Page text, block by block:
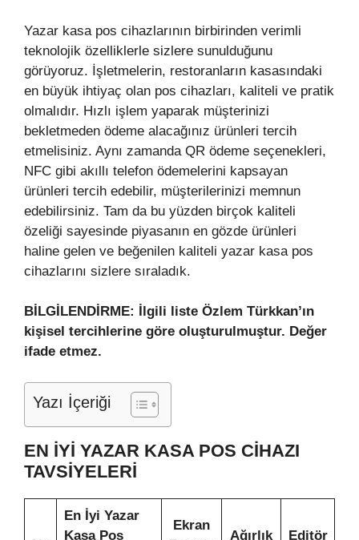
Yazar kasa pos cihazlarının birbirinden verimli
teknolojik özelliklerle sizlere sunulduğunu
görüyoruz. İşletmelerin, restoranların kasasındaki
en büyük ihtiyaç olan pos cihazları, kaliteli ve pratik
olmalıdır. Hızlı işlem yaparak müşterinizi
bekletmeden ödeme alacağınız ürünleri tercih
etmelisiniz. Aynı zamanda QR ödeme seçenekleri,
NFC gibi akıllı telefon ödemelerini kapsayan
ürünleri tercih edebilir, müşterilerinizi memnun
edebilirsiniz. Tam da bu yüzden birçok kaliteli
özeliği sayesinde piyasanın en gözde ürünleri
haline gelen ve beğenilen kaliteli yazar kasa pos
cihazlarını sizlere sıraladık.
BİLGİLENDİRME: İlgili liste Özlem Türkkan’ın
kişisel tercihlerine göre oluşturulmuştur. Değer
ifade etmez.
Yazı İçeriği
EN İYI YAZAR KASA POS CIHAZI
TAVSIYELERI
En İyi Yazar
Kasa Pos
Ekran
Ağırlık
Editör